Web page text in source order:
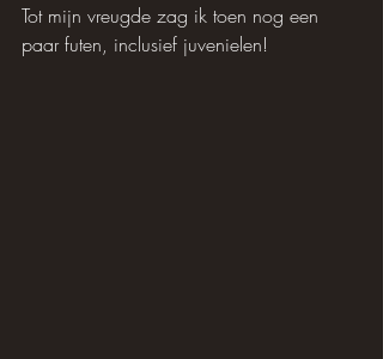
Tot mijn vreugde zag ik toen nog een
paar futen, inclusief juvenielen!